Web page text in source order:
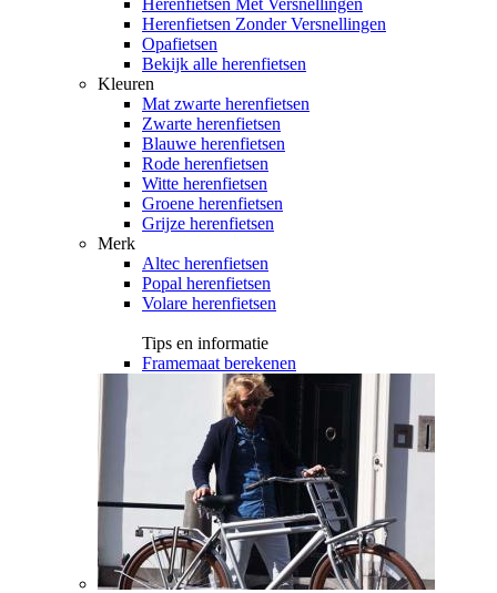
Herenfietsen Met Versnellingen
Herenfietsen Zonder Versnellingen
Opafietsen
Bekijk alle herenfietsen
Kleuren
Mat zwarte herenfietsen
Zwarte herenfietsen
Blauwe herenfietsen
Rode herenfietsen
Witte herenfietsen
Groene herenfietsen
Grijze herenfietsen
Merk
Altec herenfietsen
Popal herenfietsen
Volare herenfietsen
Tips en informatie
Framemaat berekenen